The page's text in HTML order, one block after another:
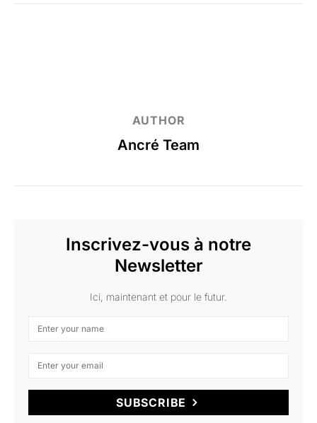
AUTHOR
Ancré Team
Inscrivez-vous à notre
Newsletter
Ici, maintenant et pour le futur.
SUBSCRIBE